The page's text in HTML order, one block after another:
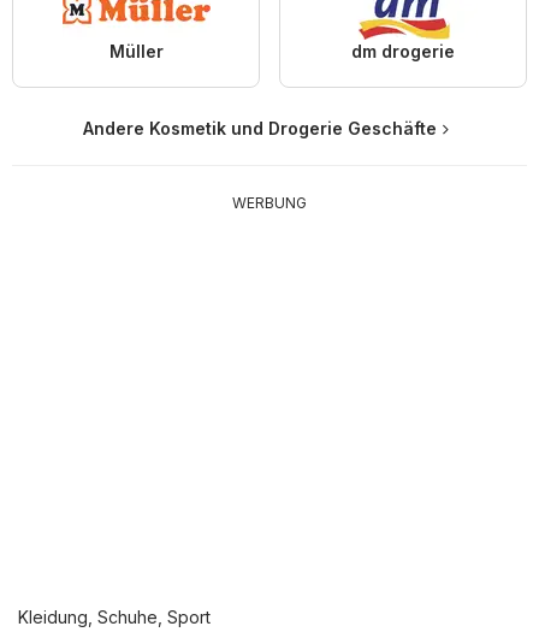
Müller dm drogerie
Andere Kosmetik und Drogerie Geschäfte
WERBUNG
Kleidung, Schuhe, Sport